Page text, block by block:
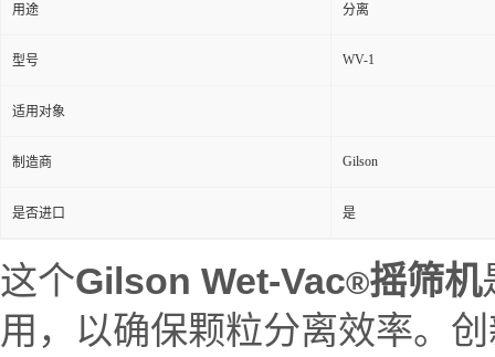
用途 分离
型号 WV-1
适用对象
制造商 Gilson
是否进口 是
这个Gilson Wet-Vac®摇筛机
用，以确保颗粒分离效率。